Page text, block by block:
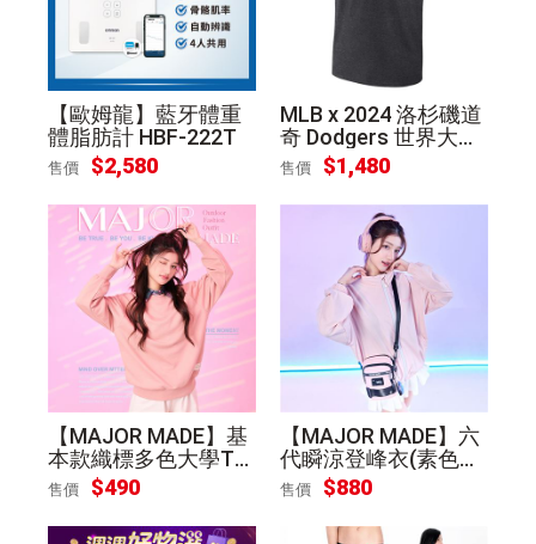
【歐姆龍】藍牙體重
體脂肪計 HBF-222T
售價 $2,580
MLB x 2024 洛杉磯道
奇 Dodgers 世界大賽
冠軍 灰 T恤
售價 $1,480
【MAJOR MADE】基
本款織標多色大學T
(女性款/5色任選)
售價 $490
【MAJOR MADE】六
代瞬涼登峰衣(素色款)
- 4色可選
售價 $880